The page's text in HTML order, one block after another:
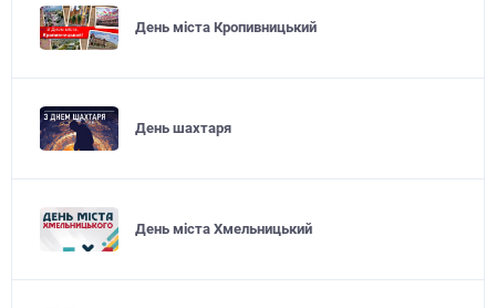
День міста Кропивницький
День шахтаря
День міста Хмельницький